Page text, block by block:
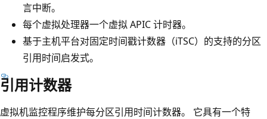
言中断。
每个虚拟处理器一个虚拟 APIC 计时器。
基于主机平台对固定时间戳计数器（iTSC）的支持的分区
引用时间启发式。
引用计数器
虚拟机监控程序维护每分区引用时间计数器。 它具有一个特